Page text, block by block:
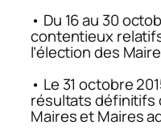
• Du 16 au 30
contentieux
l’élection des
• Le 31 octobre
résultats définitifs
Maires et Maires